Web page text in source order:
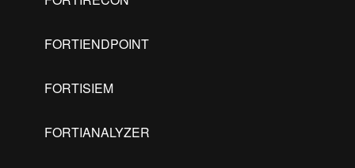
FORTIENDPOINT
FORTISIEM
FORTIANALYZER